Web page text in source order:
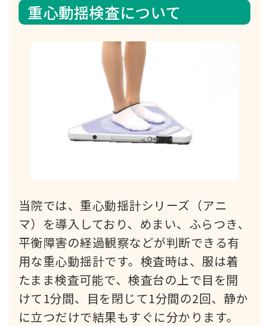
重心動揺検査について
当院では、重心動揺計シリーズ（アニ
マ）を導入しており、めまい、ふらつき、
平衡障害の経過観察などが判断できる有
用な重心動揺計です。検査時は、服は着
たまま検査可能で、検査台の上で目を開
けて1分間、目を閉じて1分間の2回、静か
に立つだけで結果もすぐに分かります。